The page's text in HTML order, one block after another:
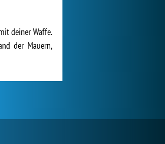
deiner Waffe.
der Mauern,